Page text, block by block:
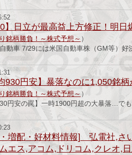
】日立が最高益上方修正！明
銘柄勝負！～株式予想～ ）
動車 7/29には米国自動車株（GM等）
930円安】暴落なのに1,050銘
銘柄勝負！～株式予想～ ）
円安の罠】一時1900円超の大暴落…で
増配・好材料情報] 弘電社,さ
エス,アコム,ドリコム,クレオ,